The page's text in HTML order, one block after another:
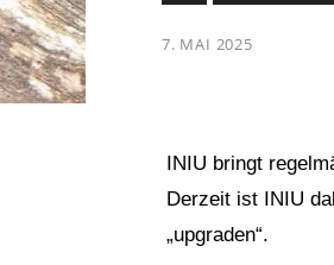
7. MAI 2025
INIU bringt
Derzeit ist INIU
„upgraden“.